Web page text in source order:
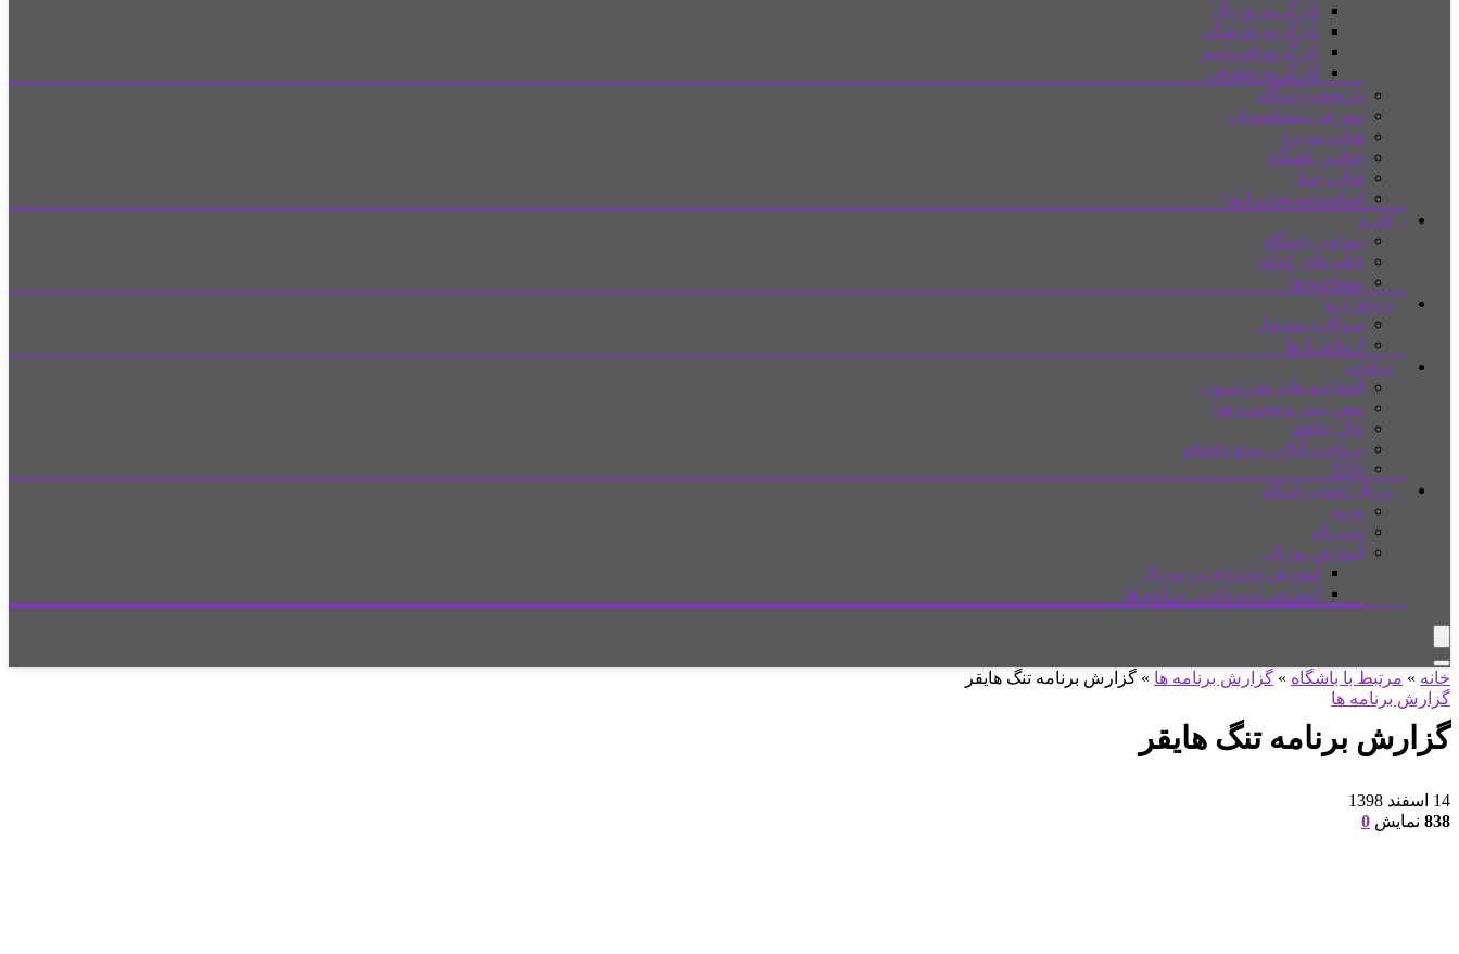
کارگروه پورتال
کارگروه فرهنگی
کارگروه اسپانسر
کارگروه حقوقی
تاریخچه باشگاه
معرفی پیشکسوتان
هیات مدیره
قوانین باشگاه
هیات امنا
اساسنامه هیات امنا
گالری
تصاویر باشگاه
فیلم های کوتاه
مصاحبه ها
ارتباط با ما
سوالات متداول
ارتباط با ما
امکانات
اطلاعیه های فدراسیون
پیش بینی وضعیت هوا
فال حافظ
پرداخت آنلاین مبلغ دلخواه
RSS
پورتال اعضای باشگاه
ورود
ثبت نام
آموزش پورتال
آموزش ثبت نام در پورتال
آموزش ثبت نام در برنامه ها
خانه » مرتبط با باشگاه » گزارش برنامه ها » گزارش برنامه تنگ هایقر
گزارش برنامه ها
گزارش برنامه تنگ هایقر
14 اسفند 1398
838 نمایش 0